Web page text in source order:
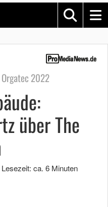
2022
über The
Lesezeit: ca. 6 Minuten